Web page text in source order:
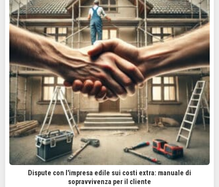
Dispute con l'impresa edile sui costi extra: manuale di
sopravvivenza per il cliente